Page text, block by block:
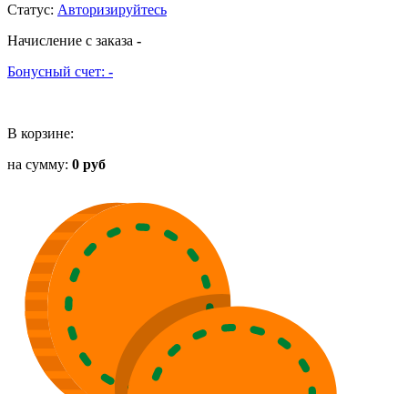
Статус: Авторизируйтесь
Начисление с заказа -
Бонусный счет: -
В корзине:
на сумму: 0 руб